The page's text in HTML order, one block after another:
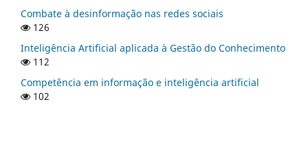
Combate à desinformação nas redes sociais
126
Inteligência Artificial aplicada à Gestão do Conhecimento
112
Competência em informação e inteligência artificial
102